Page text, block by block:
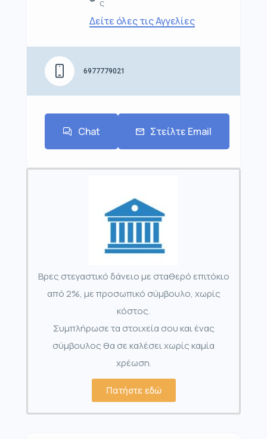
ς
Δείτε όλες τις Αγγελίες
6977779021
Chat Στείλτε Email
Βρες στεγαστικό δάνειο με σταθερό επιτόκιο
από 2%, με προσωπικό σύμβουλο, χωρίς
κόστος.
Συμπλήρωσε τα στοιχεία σου και ένας
σύμβουλος θα σε καλέσει χωρίς καμία
χρέωση.
Πατήστε εδώ